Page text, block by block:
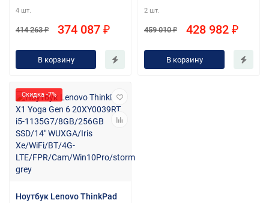
Graphics/4G LTE/Win10Pro/
серый
4 шт.
414 263 ₽ 374 087 ₽
В корзину
Graphics/4G LTE/Win10Pro/
серый
2 шт.
459 010 ₽ 428 982 ₽
В корзину
Скидка -7%
Ноутбук Lenovo ThinkPad